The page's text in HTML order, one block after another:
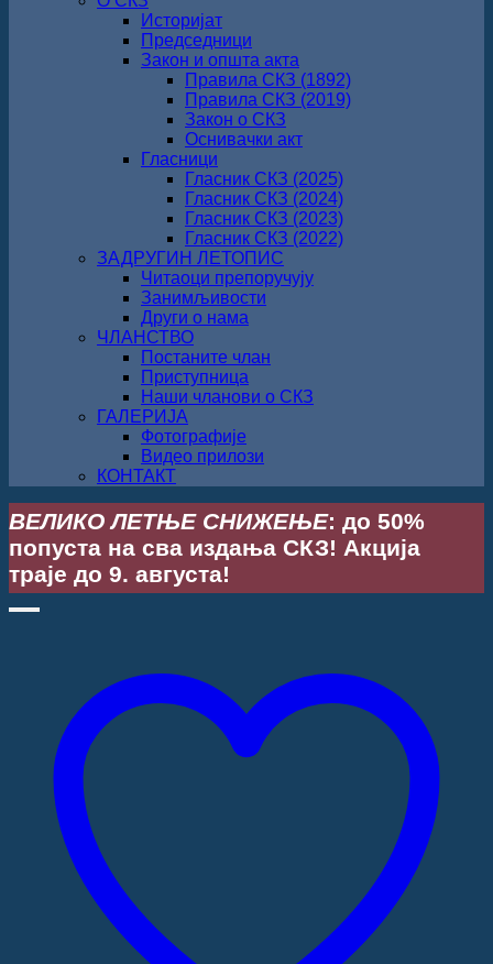
Историјат
Председници
Закон и општа акта
Правила СКЗ (1892)
Правила СКЗ (2019)
Закон о СКЗ
Оснивачки акт
Гласници
Гласник СКЗ (2025)
Гласник СКЗ (2024)
Гласник СКЗ (2023)
Гласник СКЗ (2022)
ЗАДРУГИН ЛЕТОПИС
Читаоци препоручују
Занимљивости
Други о нама
ЧЛАНСТВО
Постаните члан
Приступница
Наши чланови о СКЗ
ГАЛЕРИЈА
Фотографије
Видео прилози
КОНТАКТ
ВЕЛИКО ЛЕТЊЕ СНИЖЕЊЕ: до 50%
попуста на сва издања СКЗ! Акција
траје до 9. августа!